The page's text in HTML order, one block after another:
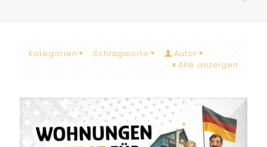
Kategorien Schlagworte
Autor
Alle anzeigen